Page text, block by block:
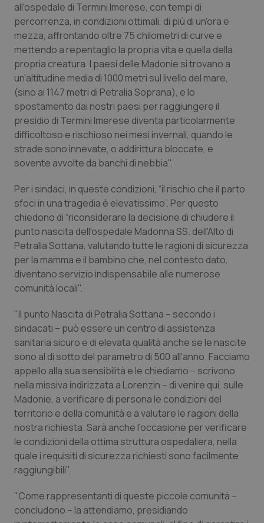
Piemonte
Provincia Autonoma di Bolzano
Provincia Autonoma di Trento
Puglia
Sardegna
Sicilia
Toscana
Umbria
Valle D’Aosta
Veneto
HIV
Infezioni & Febbre
Ipertensione & Scompenso
Malattie rare
Malattia di Crohn & Rettocolite Ulcerosa
Neuroscienze & patologie neurodegenerative
Obesità
Oftalmologia
Oncodermatologia
Oncoematologia
Oncologia & Nutrizione
Psoriasi & pelle
Quotidiano Cardiologia
Quotidiano Chirurgia
Quotidiano Oncologia
Quotidiano Pediatria
Rene & patologie urogenitali
all'ospedale di Termini Imerese, con tempi di
percorrenza, in condizioni ottimali, di più di un'ora e
mezza, affrontando oltre 75 chilometri di curve e
mettendo a repentaglio la propria vita e quella della
propria creatura. I paesi delle Madonie si trovano a
un'altitudine media di 1000 metri sul livello del mare,
(sino ai 1147 metri di Petralia Soprana), e lo
spostamento dai nostri paesi per raggiungere il
presidio di Termini Imerese diventa particolarmente
difficoltoso e rischioso nei mesi invernali, quando le
strade sono innevate, o addirittura bloccate, e
sovente avvolte da banchi di nebbia".
Per i sindaci, in queste condizioni, “il rischio che il parto
sfoci in una tragedia è elevatissimo”. Per questo
chiedono di “riconsiderare la decisione di chiudere il
punto nascita dell'ospedale Madonna SS. dell'Alto di
Petralia Sottana, valutando tutte le ragioni di sicurezza
per la mamma e il bambino che, nel contesto dato,
diventano servizio indispensabile alle numerose
comunità locali".
"Il punto Nascita di Petralia Sottana – secondo i
sindacati – può essere un centro di assistenza
sanitaria sicuro e di elevata qualità anche se le nascite
sono al di sotto del parametro di 500 all'anno. Facciamo
appello alla sua sensibilità e le chiediamo – scrivono
nella missiva indirizzata a Lorenzin – di venire qui, sulle
Madonie, a verificare di persona le condizioni del
territorio e della comunità e a valutare le ragioni della
nostra richiesta. Sarà anche l'occasione per verificare
le condizioni della ottima struttura ospedaliera, nella
quale i requisiti di sicurezza richiesti sono facilmente
raggiungibili".
"Come rappresentanti di queste piccole comunità –
concludono – la attendiamo, presidiando